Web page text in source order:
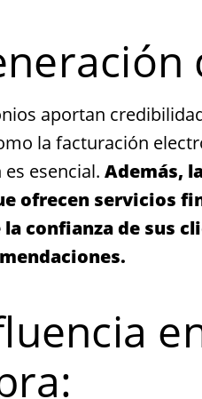
aportan
la facturación
esencial. Además,
ofrecen servicios
la confianza de sus